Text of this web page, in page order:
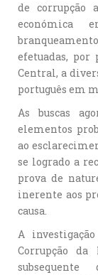
de corrupção
económica
efetuadas,
Central, a
português em
As buscas
elementos
ao
se logrado a
prova de
inerente aos
causa.
A
Corrupção